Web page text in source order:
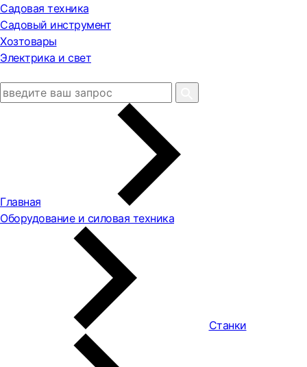
Садовая техника
Садовый инструмент
Хозтовары
Электрика и свет
Главная
Оборудование и силовая техника
Станки